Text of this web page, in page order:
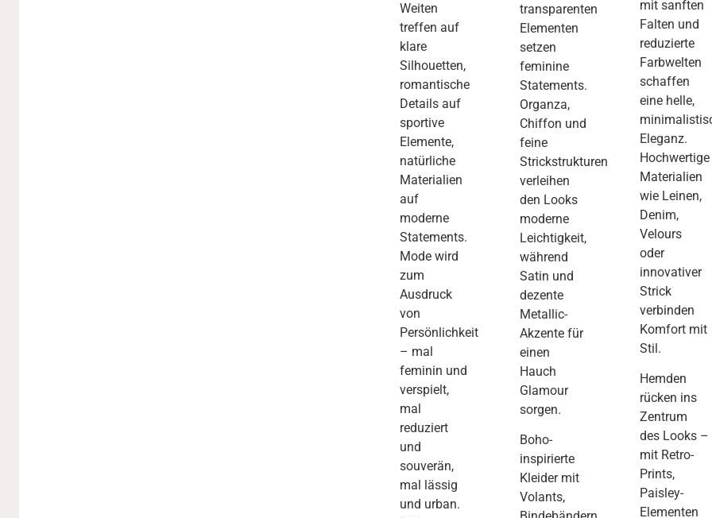
Weiten
treffen auf
klare
Silhouetten,
romantische
Details auf
sportive
Elemente,
natürliche
Materialien
auf
moderne
Statements.
Mode wird
zum
Ausdruck
von
Persönlichkeit
– mal
feminin und
verspielt,
mal
reduziert
und
souverän,
mal lässig
und urban.
transparenten
Elementen
setzen
feminine
Statements.
Organza,
Chiffon und
feine
Strickstrukturen
verleihen
den Looks
moderne
Leichtigkeit,
während
Satin und
dezente
Metallic-
Akzente für
einen
Hauch
Glamour
sorgen.
Boho-
inspirierte
Kleider mit
Volants,
mit sanften
Falten und
reduzierte
Farbwelten
schaffen
eine helle,
Eleganz.
Hochwertige
Materialien
wie Leinen,
Denim,
Velours
oder
innovativer
Strick
verbinden
Komfort mit
Stil.
Hemden
rücken ins
Zentrum
des Looks –
mit Retro-
Prints,
Paisley-
Elementen